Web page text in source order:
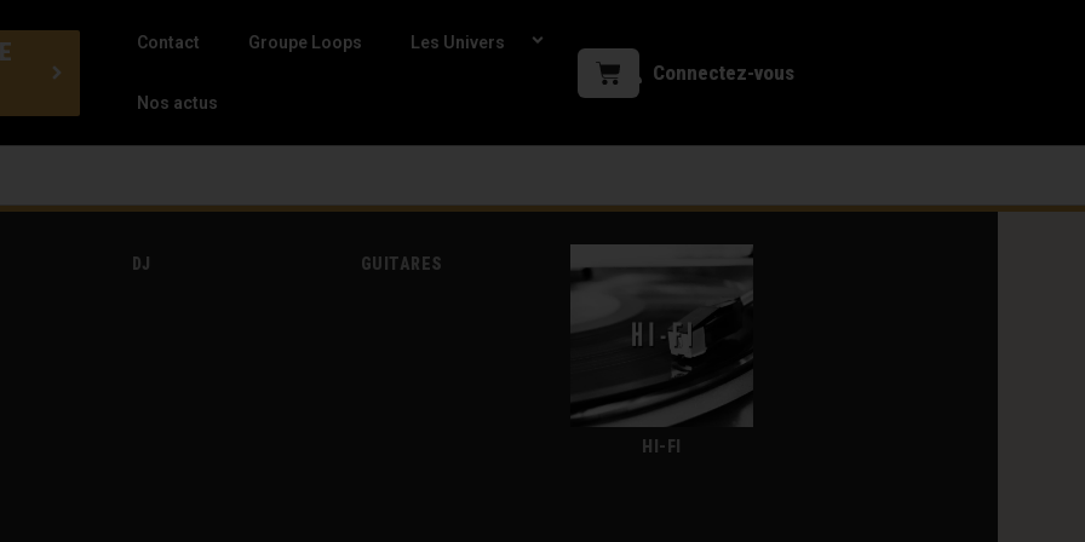
Contact Groupe Loops Les Univers
Nos actus
Connectez-vous
DJ GUITARES
HI-FI